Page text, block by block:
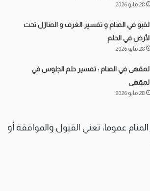
28 مايو 2026
في المنام و تفسير الغرف و المنازل تحت
في الحلم
28 مايو 2026
في المنام : تفسير حلم الجلوس في
28 مايو 2026
عموما، تعني القبول والموافقة أو